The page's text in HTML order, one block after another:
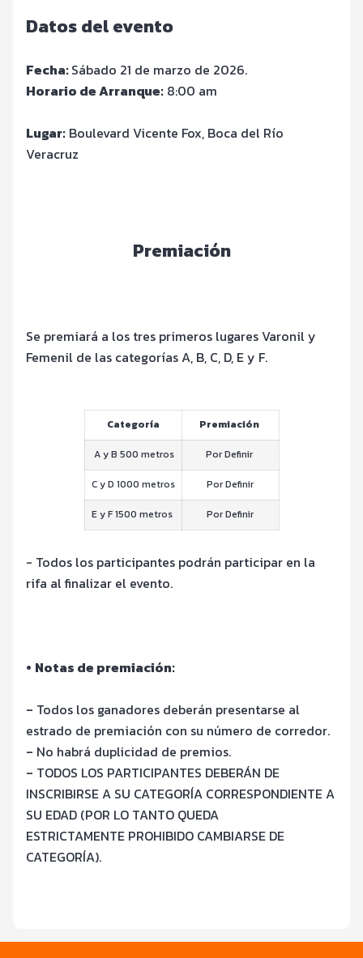
Datos del evento
Fecha:Sábado 21 de marzo de 2026.
Horario de Arranque: 8:00 am
Lugar: Boulevard Vicente Fox, Boca del Río
Veracruz
Premiación
Se premiará a los tres primeros lugares Varonil y
Femenil de las categorías A, B, C, D, E y F.
Categoría Premiación
A y B 500 metros Por Definir
C y D 1000 metros Por Definir
E y F 1500 metros Por Definir
- Todos los participantes podrán participar en la
rifa al finalizar el evento.
• Notas de premiación:
- Todos los ganadores deberán presentarse al
estrado de premiación con su número de corredor.
- No habrá duplicidad de premios.
- TODOS LOS PARTICIPANTES DEBERÁN DE
INSCRIBIRSE A SU CATEGORÍA CORRESPONDIENTE A
SU EDAD (POR LO TANTO QUEDA
ESTRICTAMENTE PROHIBIDO CAMBIARSE DE
CATEGORÍA).